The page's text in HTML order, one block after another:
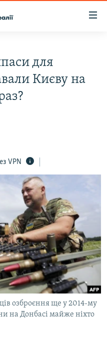
для
Києву на
VPN
озброєння ще у 2014-му
на Донбасі майже ніхто